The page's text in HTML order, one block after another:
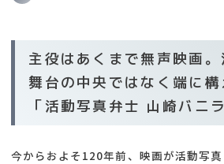
主役はあくまで無声映画
舞台の中央ではなく端に構
「活動写真弁士 山崎バニ
今からおよそ120年前、映画が活動写